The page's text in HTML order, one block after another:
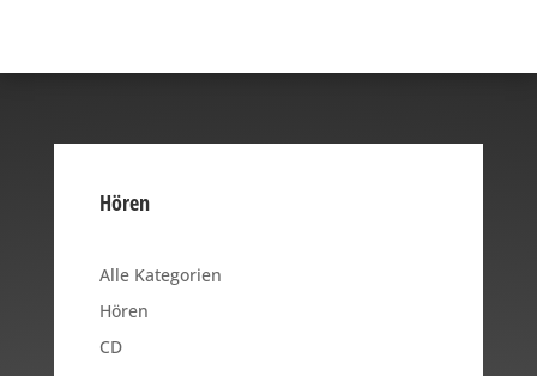
Hören
Alle Kategorien
Hören
CD